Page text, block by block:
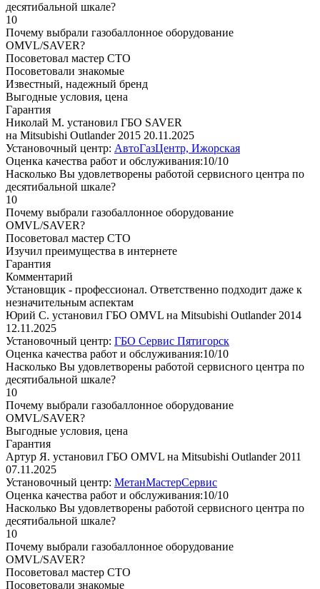
десятибальной шкале?
10
Почему выбрали газобаллонное оборудование
OMVL/SAVER?
Посоветовал мастер СТО
Посоветовали знакомые
Известный, надежный бренд
Выгодные условия, цена
Гарантия
Николай М. установил ГБО SAVER
на Mitsubishi Outlander 2015 20.11.2025
Установочный центр: АвтоГазЦентр, Ижорская
Оценка качества работ и обслуживания:10/10
Насколько Вы удовлетворены работой сервисного центра по
десятибальной шкале?
10
Почему выбрали газобаллонное оборудование
OMVL/SAVER?
Посоветовал мастер СТО
Изучил преимущества в интернете
Гарантия
Комментарий
Установщик - профессионал. Ответственно подходит даже к
незначительным аспектам
Юрий С. установил ГБО OMVL на Mitsubishi Outlander 2014
12.11.2025
Установочный центр: ГБО Сервис Пятигорск
Оценка качества работ и обслуживания:10/10
Насколько Вы удовлетворены работой сервисного центра по
десятибальной шкале?
10
Почему выбрали газобаллонное оборудование
OMVL/SAVER?
Выгодные условия, цена
Гарантия
Артур Я. установил ГБО OMVL на Mitsubishi Outlander 2011
07.11.2025
Установочный центр: МетанМастерСервис
Оценка качества работ и обслуживания:10/10
Насколько Вы удовлетворены работой сервисного центра по
десятибальной шкале?
10
Почему выбрали газобаллонное оборудование
OMVL/SAVER?
Посоветовал мастер СТО
Посоветовали знакомые